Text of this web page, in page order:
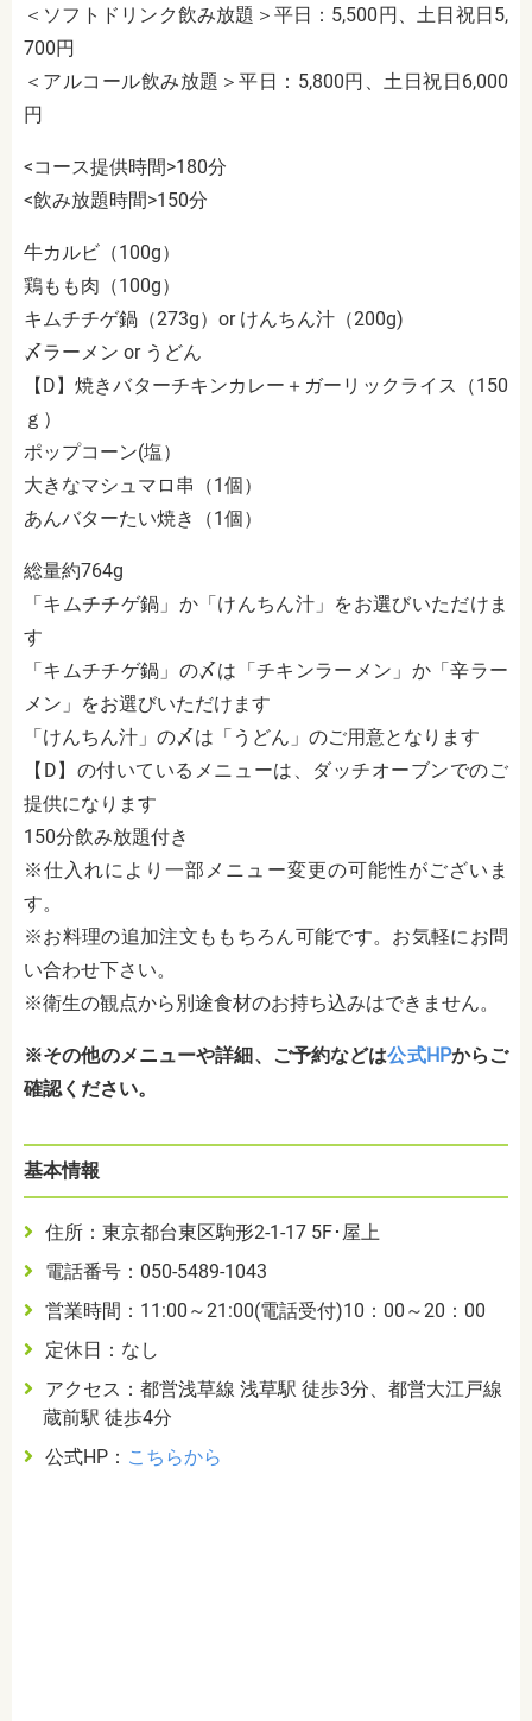
＜ソフトドリンク飲み放題＞平日：5,500円、土日祝日5,
700円
＜アルコール飲み放題＞平日：5,800円、土日祝日6,000
円
<コース提供時間>180分
<飲み放題時間>150分
牛カルビ（100g）
鶏もも肉（100g）
キムチチゲ鍋（273g）or けんちん汁（200g)
〆ラーメン or うどん
【D】焼きバターチキンカレー＋ガーリックライス（150
ｇ）
ポップコーン(塩）
大きなマシュマロ串（1個）
あんバターたい焼き（1個）
総量約764g
「キムチチゲ鍋」か「けんちん汁」をお選びいただけま
す
「キムチチゲ鍋」の〆は「チキンラーメン」か「辛ラー
メン」をお選びいただけます
「けんちん汁」の〆は「うどん」のご用意となります
【D】の付いているメニューは、ダッチオーブンでのご
提供になります
150分飲み放題付き
※仕入れにより一部メニュー変更の可能性がございま
す。
※お料理の追加注文ももちろん可能です。お気軽にお問
い合わせ下さい。
※衛生の観点から別途食材のお持ち込みはできません。
※その他のメニューや詳細、ご予約などは公式HPからご
確認ください。
基本情報
住所：東京都台東区駒形2-1-17 5F･屋上
電話番号：050-5489-1043
営業時間：11:00～21:00(電話受付)10：00～20：00
定休日：なし
アクセス：都営浅草線 浅草駅 徒歩3分、都営大江戸線
蔵前駅 徒歩4分
公式HP： こちらから